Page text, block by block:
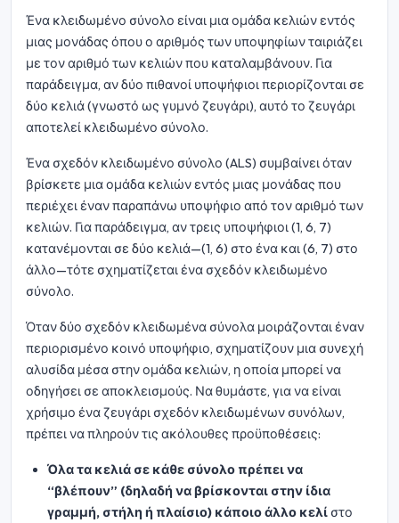
Ένα κλειδωμένο σύνολο είναι μια ομάδα κελιών εντός
μιας μονάδας όπου ο αριθμός των υποψηφίων ταιριάζει
με τον αριθμό των κελιών που καταλαμβάνουν. Για
παράδειγμα, αν δύο πιθανοί υποψήφιοι περιορίζονται σε
δύο κελιά (γνωστό ως γυμνό ζευγάρι), αυτό το ζευγάρι
αποτελεί κλειδωμένο σύνολο.
Ένα σχεδόν κλειδωμένο σύνολο (ALS) συμβαίνει όταν
βρίσκετε μια ομάδα κελιών εντός μιας μονάδας που
περιέχει έναν παραπάνω υποψήφιο από τον αριθμό των
κελιών. Για παράδειγμα, αν τρεις υποψήφιοι (1, 6, 7)
κατανέμονται σε δύο κελιά—(1, 6) στο ένα και (6, 7) στο
άλλο—τότε σχηματίζεται ένα σχεδόν κλειδωμένο
σύνολο.
Όταν δύο σχεδόν κλειδωμένα σύνολα μοιράζονται έναν
περιορισμένο κοινό υποψήφιο, σχηματίζουν μια συνεχή
αλυσίδα μέσα στην ομάδα κελιών, η οποία μπορεί να
οδηγήσει σε αποκλεισμούς. Να θυμάστε, για να είναι
χρήσιμο ένα ζευγάρι σχεδόν κλειδωμένων συνόλων,
πρέπει να πληρούν τις ακόλουθες προϋποθέσεις:
Όλα τα κελιά σε κάθε σύνολο πρέπει να
“βλέπουν” (δηλαδή να βρίσκονται στην ίδια
γραμμή, στήλη ή πλαίσιο) κάποιο άλλο κελίστο